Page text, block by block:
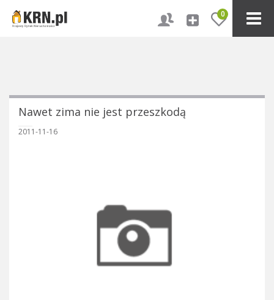
0
Nawet zima nie jest przeszkodą
2011-11-16